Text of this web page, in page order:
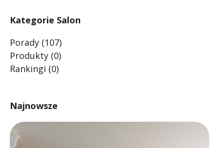
Kategorie Salon
Porady (107)
Produkty (0)
Rankingi (0)
Najnowsze